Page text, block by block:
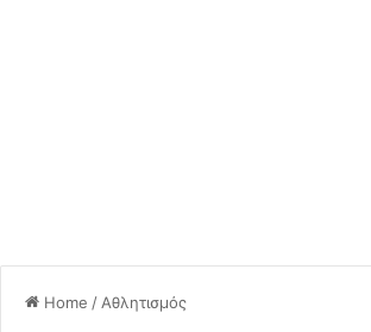
Home / Αθλητισμός